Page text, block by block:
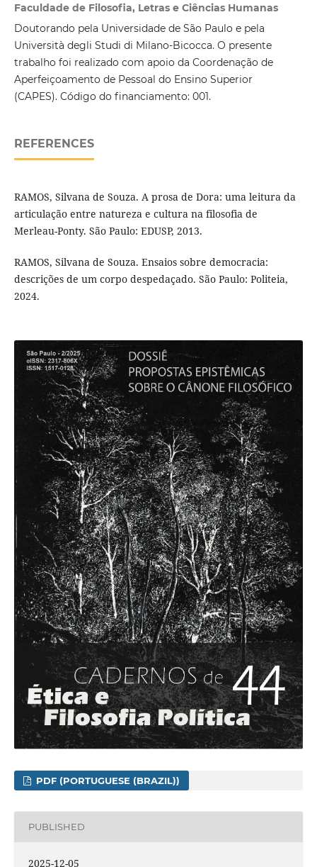
Faculdade de Filosofia, Letras e Ciências Humanas
Doutorando pela Universidade de São Paulo e pela
Università degli Studi di Milano-Bicocca. O presente
trabalho foi realizado com apoio da Coordenação de
Aperfeiçoamento de Pessoal do Ensino Superior
(CAPES). Código do financiamento: 001.
REFERENCES
RAMOS, Silvana de Souza. A prosa de Dora: uma leitura da
articulação entre natureza e cultura na filosofia de
Merleau-Ponty. São Paulo: EDUSP, 2013.
RAMOS, Silvana de Souza. Ensaios sobre democracia:
descrições de um corpo despedaçado. São Paulo: Politeia,
2024.
PDF (PORTUGUESE (BRAZIL))
PUBLISHED
2025-12-05